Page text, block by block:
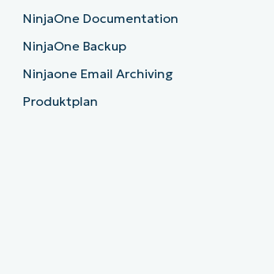
NinjaOne Documentation
NinjaOne Backup
Ninjaone Email Archiving
Produktplan